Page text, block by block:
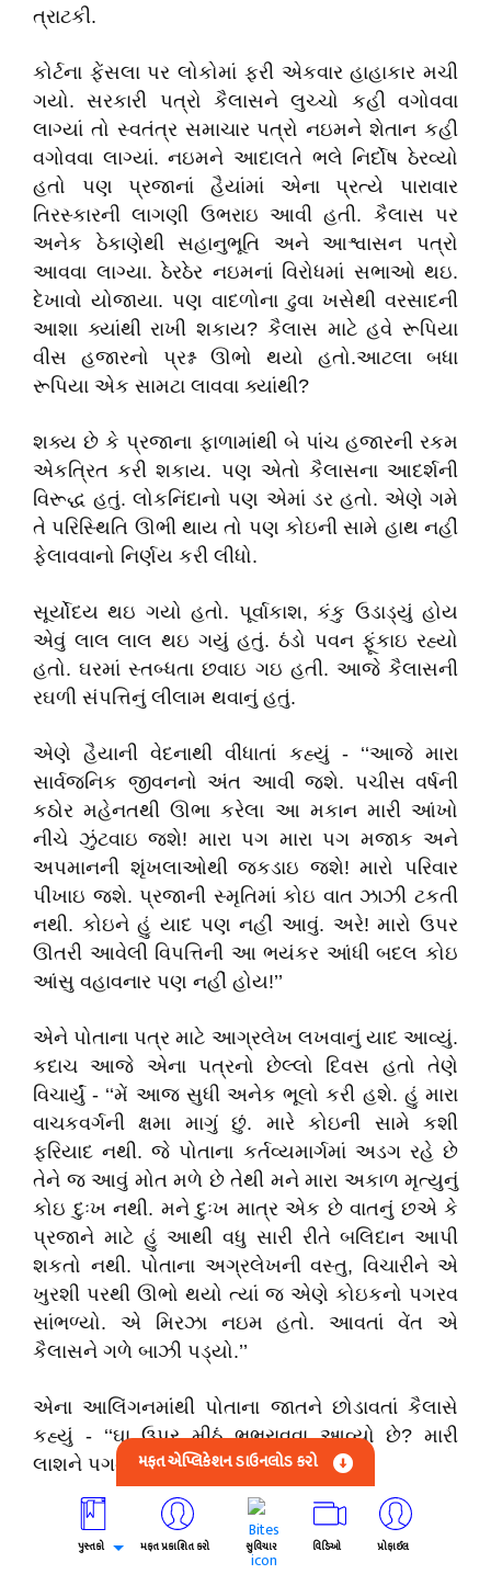
ત્રાટકી.
કોર્ટના ફેંસલા પર લોકોમાં ફરી એકવાર હાહાકાર મચી
ગયો. સરકારી પત્રો કૈલાસને લુચ્ચો કહી વગોવવા
લાગ્યાં તો સ્વતંત્ર સમાચાર પત્રો નઇમને શેતાન કહી
વગોવવા લાગ્યાં. નઇમને આદાલતે ભલે નિર્દોષ ઠેરવ્યો
હતો પણ પ્રજાનાં હૈયાંમાં એના પ્રત્યે પારાવાર
તિરસ્કારની લાગણી ઉભરાઇ આવી હતી. કૈલાસ પર
અનેક ઠેકાણેથી સહાનુભૂતિ અને આશ્વાસન પત્રો
આવવા લાગ્યા. ઠેરઠેર નઇમનાં વિરોધમાં સભાઓ થઇ.
દેખાવો યોજાયા. પણ વાદળોના ઢુવા ખસેથી વરસાદની
આશા ક્યાંથી રાખી શકાય? કૈલાસ માટે હવે રૂપિયા
વીસ હજારનો પ્રશ્ન ઊભો થયો હતો.આટલા બધા
રૂપિયા એક સામટા લાવવા ક્યાંથી?
શક્ય છે કે પ્રજાના ફાળામાંથી બે પાંચ હજારની રકમ
એકત્રિત કરી શકાય. પણ એતો કૈલાસના આદર્શની
વિરૂદ્ધ હતું. લોકનિંદાનો પણ એમાં ડર હતો. એણે ગમે
તે પરિસ્થિતિ ઊભી થાય તો પણ કોઇની સામે હાથ નહીં
ફેલાવવાનો નિર્ણય કરી લીધો.
સૂર્યોદય થઇ ગયો હતો. પૂર્વાકાશ, કંકુ ઉડાડ્યું હોય
એવું લાલ લાલ થઇ ગયું હતું. ઠંડો પવન ફૂંકાઇ રહ્યો
હતો. ઘરમાં સ્તબ્ધતા છવાઇ ગઇ હતી. આજે કૈલાસની
રઘળી સંપત્તિનું લીલામ થવાનું હતું.
એણે હૈયાની વેદનાથી વીંધાતાં કહ્યું - ‘‘આજે મારા
સાર્વજનિક જીવનનો અંત આવી જશે. પચીસ વર્ષની
કઠોર મહેનતથી ઊભા કરેલા આ મકાન મારી આંખો
નીચે ઝુંટવાઇ જશે! મારા પગ મારા પગ મજાક અને
અપમાનની શૃંખલાઓથી જકડાઇ જશે! મારો પરિવાર
પીંખાઇ જશે. પ્રજાની સ્મૃતિમાં કોઇ વાત ઝાઝી ટકતી
નથી. કોઇને હું યાદ પણ નહીં આવું. અરે! મારો ઉપર
ઊતરી આવેલી વિપત્તિની આ ભયંકર આંધી બદલ કોઇ
આંસુ વહાવનાર પણ નહીં હોય!’’
એને પોતાના પત્ર માટે આગ્રલેખ લખવાનું યાદ આવ્યું.
કદાચ આજે એના પત્રનો છેલ્લો દિવસ હતો તેણે
વિચાર્યું - ‘‘મેં આજ સુધી અનેક ભૂલો કરી હશે. હું મારા
વાચકવર્ગની ક્ષમા માગું છું. મારે કોઇની સામે કશી
ફરિયાદ નથી. જે પોતાના કર્તવ્યમાર્ગમાં અડગ રહે છે
તેને જ આવું મોત મળે છે તેથી મને મારા અકાળ મૃત્યુનું
કોઇ દુઃખ નથી. મને દુઃખ માત્ર એક છે વાતનું છએ કે
પ્રજાને માટે હું આથી વધુ સારી રીતે બલિદાન આપી
શકતો નથી. પોતાના અગ્રલેખની વસ્તુ, વિચારીને એ
ખુરશી પરથી ઊભો થયો ત્યાં જ એણે કોઇકનો પગરવ
સાંભળ્યો. એ મિરઝા નઇમ હતો. આવતાં વેંત એ
કૈલાસને ગળે બાઝી પડ્યો.’’
એના આલિંગનમાંથી પોતાના જાતને છોડાવતાં કૈલાસે
કહ્યું - ‘‘ઘા ઉપર મીઠું ભભરાવવા આવ્યો છે? મારી
લાશને પગની ઠોકરે ચઢાવવા આવ્યો છે તું?’’
‘‘બીજું શું? એ જ પ્રેમની ખરી મઝા છે.’’
મફત એપ્લિકેશન ડાઉનલોડ કરો
પુસ્તકો મફત પ્રકાશિત કરો સુવિચાર વિડિઓ પ્રોફાઈલ